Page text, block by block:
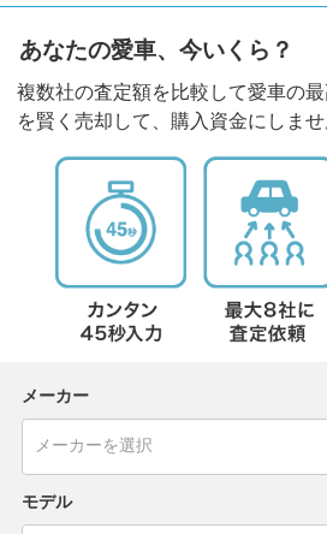
あなたの愛車、今いくら？
複数社の査定額を比較して愛車の
を賢く売却して、購入資金にしませ
メーカー
モデル